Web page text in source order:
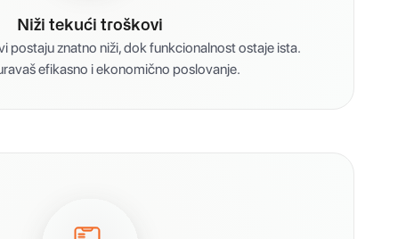
Niži tekući troškovi
postaju znatno niži, dok funkcionalnost ostaje ista.
efikasno i ekonomično poslovanje.